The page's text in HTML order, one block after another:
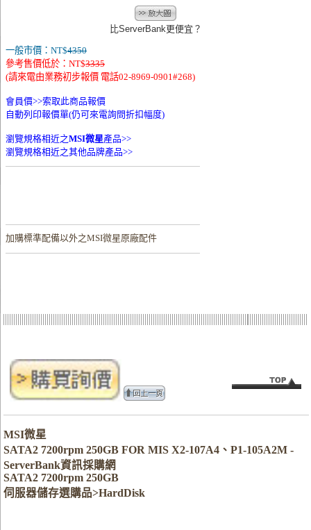
比ServerBank更便宜？
一般市價：NT$4350
參考售價低於：NT$3335
(請來電由業務初步報價 電話02-8969-0901#268)
會員價>>索取此商品報價
自動列印報價單(仍可來電詢問折扣幅度)
瀏覽規格相近之MSI微星產品>>
瀏覽規格相近之其他品牌產品>>
加購標準配備以外之MSI微星原廠配件
MSI微星
SATA2 7200rpm 250GB FOR MIS X2-107A4、P1-105A2M -
ServerBank資訊採購網
SATA2 7200rpm 250GB
伺服器儲存選購品>HardDisk